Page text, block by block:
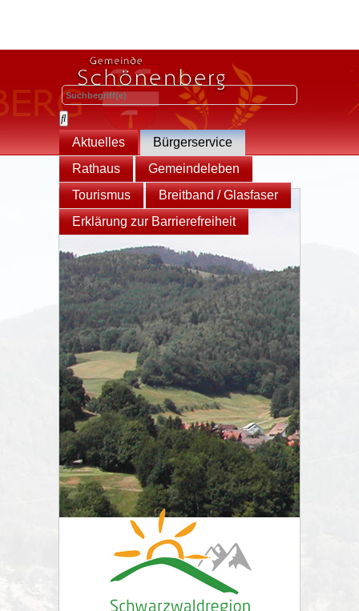
Aktuelles
Bürgerservice
Rathaus
Gemeindeleben
Tourismus
Breitband / Glasfaser
Erklärung zur Barrierefreiheit